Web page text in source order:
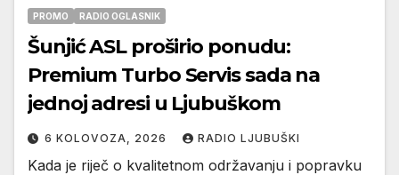
PROMO RADIO OGLASNIK
Šunjić ASL proširio ponudu:
Premium Turbo Servis sada na
jednoj adresi u Ljubuškom
6 KOLOVOZA, 2026 RADIO LJUBUŠKI
Kada je riječ o kvalitetnom održavanju i popravku